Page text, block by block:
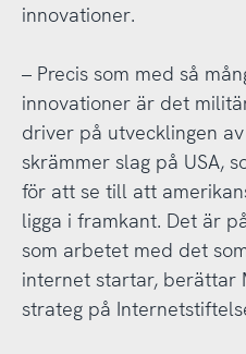
innovationer.
– Precis som med så
innovationer är det
driver på utvecklingen
skrämmer slag på USA,
för att se till att
ligga i framkant. Det är
som arbetet med det
internet startar, berättar
strateg på